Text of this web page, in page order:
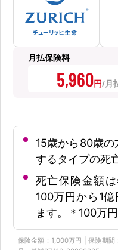
月払保険料
5,960円
15歳から80歳
するタイプの死
死亡保険金額
100万円から1
ます。＊100万
保険金額：1,000万円 | 保険期間